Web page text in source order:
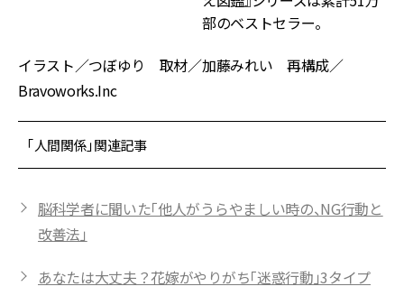
部のベストセラー。
イラスト／つぼゆり 取材／加藤みれい 再構成／
Bravoworks.Inc
「人間関係」関連記事
脳科学者に聞いた「他人がうらやましい時の、NG行動と
改善法」
あなたは大丈夫？花嫁がやりがち「迷惑行動」3タイプ